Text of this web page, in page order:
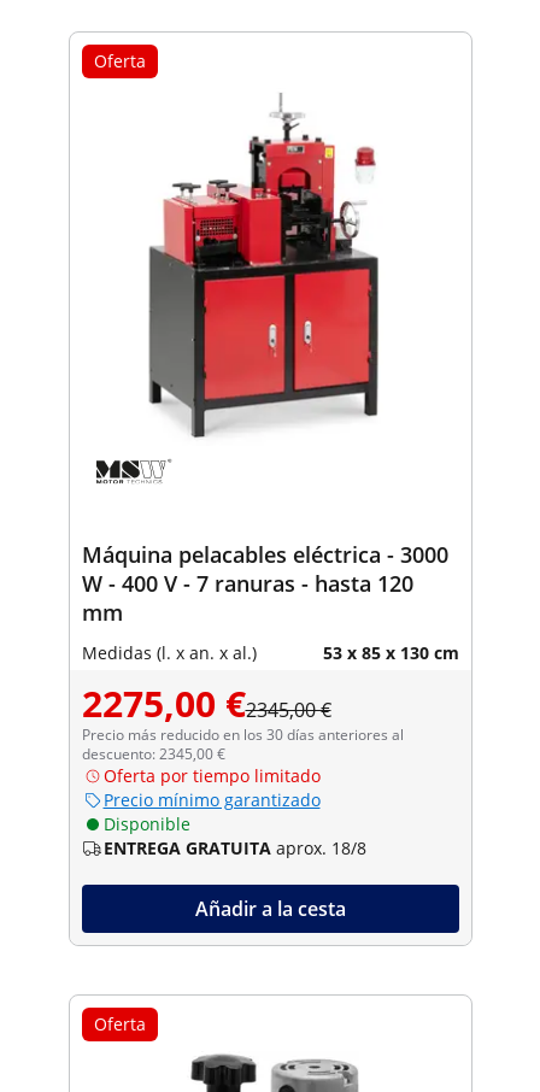
Oferta
Máquina pelacables eléctrica - 3000
W - 400 V - 7 ranuras - hasta 120
mm
Medidas (l. x an. x al.) 53 x 85 x 130 cm
2275,00 €2345,00 €
Precio más reducido en los 30 días anteriores al
descuento: 2345,00 €
Oferta por tiempo limitado
Precio mínimo garantizado
Disponible
ENTREGA GRATUITA aprox. 18/8
Añadir a la cesta
Oferta